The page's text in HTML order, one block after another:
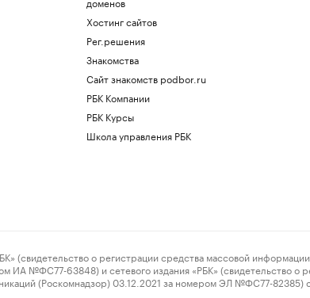
Хостинг сайтов
Рег.решения
Знакомства
Сайт знакомств podbor.ru
РБК Компании
РБК Курсы
Школа управления РБК
о регистрации средства массовой
ИА №ФС77-63848) и сетевого издания «РБК» (свидетельство о
(Роскомнадзор) 03.12.2021 за номером ЭЛ №ФС77-82385)